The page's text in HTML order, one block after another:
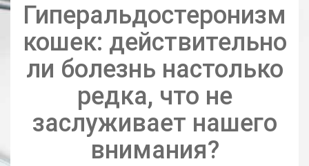
Гиперальдостеронизм
кошек: действительно
ли болезнь настолько
редка, что не
заслуживает нашего
внимания?